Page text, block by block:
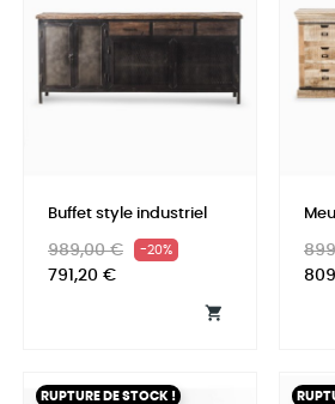
Buffet style industriel
Prix
habituel
989,00 € -20%
791,20 €

Prix
RUPTURE DE STOCK !